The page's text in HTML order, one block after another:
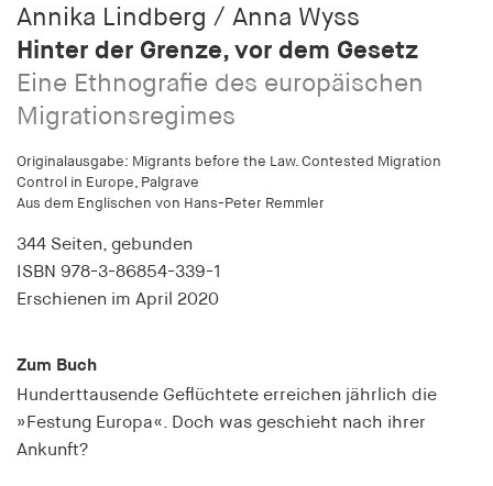
Annika Lindberg / Anna Wyss
Hinter der Grenze, vor dem Gesetz
Eine Ethnografie des europäischen
Migrationsregimes
Originalausgabe: Migrants before the Law. Contested Migration
Control in Europe, Palgrave
Aus dem Englischen von Hans-Peter Remmler
344 Seiten, gebunden
ISBN 978-3-86854-339-1
Erschienen im April 2020
Zum Buch
Hunderttausende Geflüchtete erreichen jährlich die
»Festung Europa«. Doch was geschieht nach ihrer
Ankunft?
wie Seitennavigation und Zugriff auf sichere
Bereiche der Webseite ermöglichen. Die Webseite
kann ohne diese Cookies nicht richtig
funktionieren.
Name:
cookie_consent
Anbieter:
hamburger-edition.de
für Cookies auf der aktuellen Domäne.
1 Jahr